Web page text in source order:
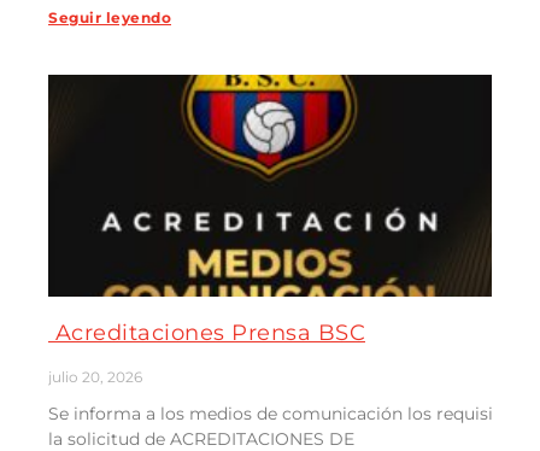
Seguir leyendo
Acreditaciones Prensa BSC
julio 20, 2026
Se informa a los medios de comunicación los requisitos
la solicitud de ACREDITACIONES DE